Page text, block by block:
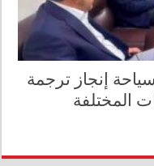
إنجاز ترجمة
المختلفة